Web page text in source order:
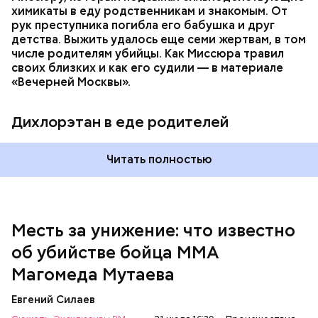
химикаты в еду родственникам и знакомым. От
рук преступника погибла его бабушка и друг
детства. Выжить удалось еще семи жертвам, в том
числе родителям убийцы. Как Миссюра травил
своих близких и как его судили — в материале
«Вечерней Москвы».
Дихлорэтан в еде родителей
Читать полностью
Месть за унижение: что известно
об убийстве бойца ММА
Магомеда Мутаева
Евгений Силаев
— Личность подозреваемого установлена,
полицией принимаются меры к задержанию, —
Республике Дагестан.